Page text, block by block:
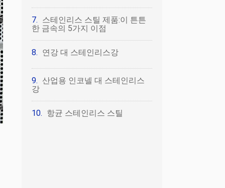
스테인리스 스틸 제품:이 튼튼
한 금속의 5가지 이점
연강 대 스테인리스강
산업용 인코넬 대 스테인리스
강
항균 스테인리스 스틸